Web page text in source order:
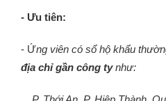
- Ưu tiên:
- Ứng viên có sổ hộ khẩu
địa chỉ gần công tynhư: